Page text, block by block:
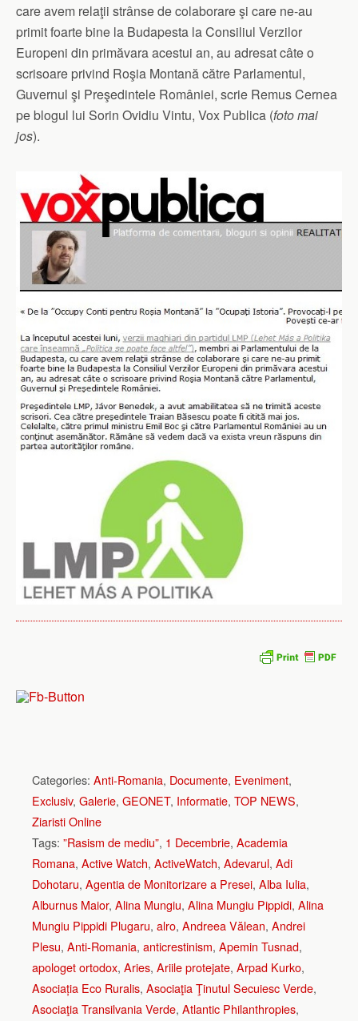
care avem relaţii strânse de colaborare şi care ne-au
primit foarte bine la Budapesta la Consiliul Verzilor
Europeni din primăvara acestui an, au adresat câte o
scrisoare privind Roşia Montană către Parlamentul,
Guvernul şi Preşedintele României, scrie Remus Cernea
pe blogul lui Sorin Ovidiu Vintu, Vox Publica (foto mai
jos).
Categories: Anti-Romania, Documente, Eveniment,
Exclusiv, Galerie, GEONET, Informatie, TOP NEWS,
Ziaristi Online
Tags: ”Rasism de mediu”, 1 Decembrie, Academia
Romana, Active Watch, ActiveWatch, Adevarul, Adi
Dohotaru, Agentia de Monitorizare a Presei, Alba Iulia,
Alburnus Maior, Alina Mungiu, Alina Mungiu Pippidi, Alina
Mungiu Pippidi Plugaru, alro, Andreea Vălean, Andrei
Plesu, Anti-Romania, anticrestinism, Apemin Tusnad,
apologet ortodox, Aries, Ariile protejate, Arpad Kurko,
Asociația Eco Ruralis, Asociaţia Ţinutul Secuiesc Verde,
Asociaţia Transilvania Verde, Atlantic Philanthropies,